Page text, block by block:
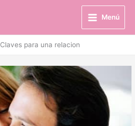
Menú
Claves para una relacion